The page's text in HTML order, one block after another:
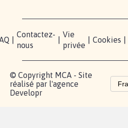
Contactez-
nous
Vie
privée
Cookies
© Copyright MCA - Site
réalisé par l'agence
Developr